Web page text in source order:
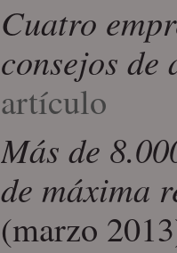
Cuatro
consejos
artículo
Más de
de máxima
(marzo